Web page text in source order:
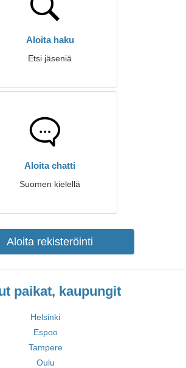
Aloita haku
Etsi jäseniä
Aloita chatti
Suomen kielellä
Aloita rekisteröinti
paikat, kaupungit
Helsinki
Espoo
Tampere
Oulu